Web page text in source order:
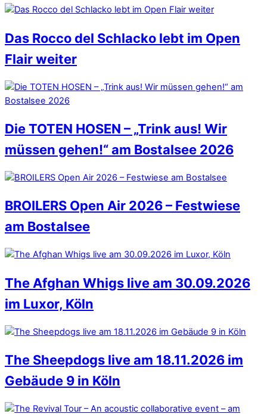
Das Rocco del Schlacko lebt im Open
Flair weiter
Die TOTEN HOSEN – „Trink aus! Wir
müssen gehen!“ am Bostalsee 2026
BROILERS Open Air 2026 – Festwiese
am Bostalsee
The Afghan Whigs live am 30.09.2026
im Luxor, Köln
The Sheepdogs live am 18.11.2026 im
Gebäude 9 in Köln